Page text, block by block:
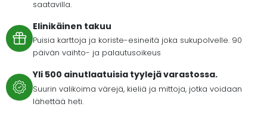
saatavilla.
Elinikäinen takuu
Puisia karttoja ja koriste-esineitä joka sukupolvelle. 90
päivän vaihto- ja palautusoikeus
Yli 500 ainutlaatuisia tyylejä varastossa.
Suurin valikoima värejä, kieliä ja mittoja, jotka voidaan
lähettää heti.